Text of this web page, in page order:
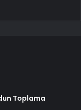
Toplama